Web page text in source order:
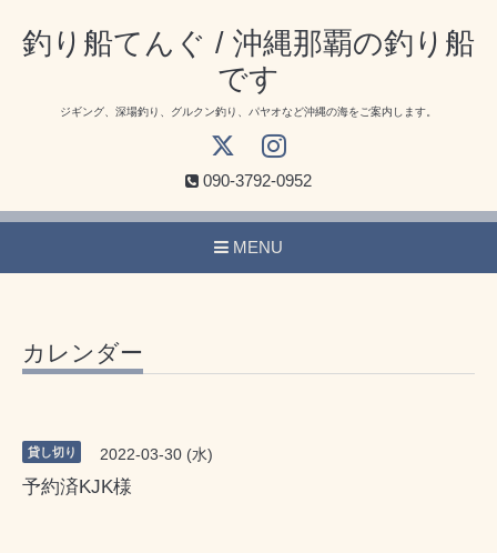
釣り船てんぐ / 沖縄那覇の釣り船
です
ジギング、深場釣り、グルクン釣り、パヤオなど沖縄の海をご案内します。
090-3792-0952
MENU
カレンダー
貸し切り 2022-03-30 (水)
予約済KJK様